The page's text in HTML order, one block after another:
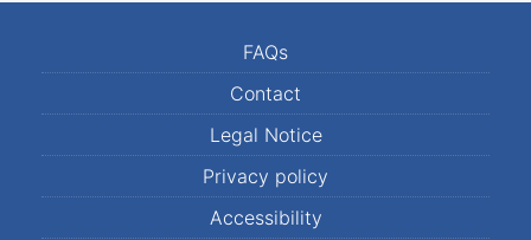
FAQs
Contact
Legal Notice
Privacy policy
Accessibility